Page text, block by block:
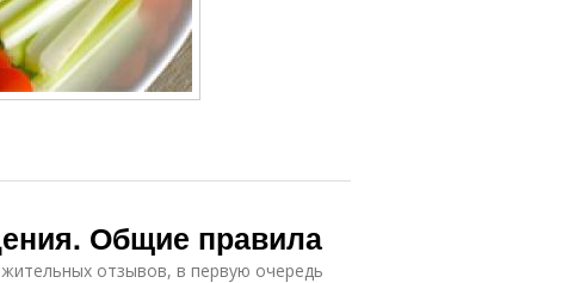
Общие правила
отзывов, в первую очередь